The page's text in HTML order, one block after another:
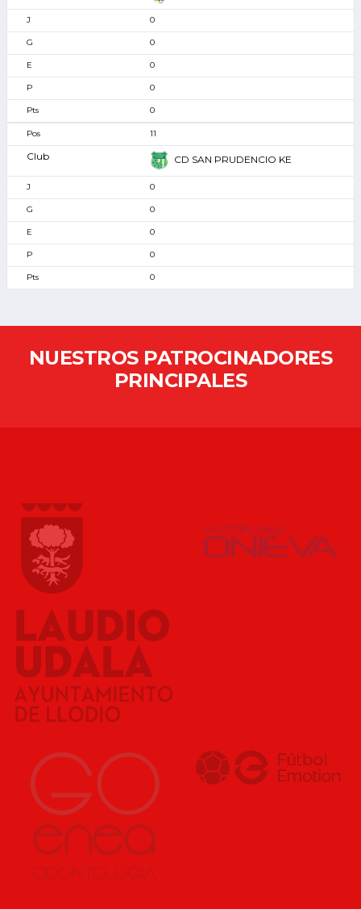
0
0
0
0
0
11
CD SAN PRUDENCIO KE
0
0
0
0
0
NUESTROS PATROCINADORES
PRINCIPALES